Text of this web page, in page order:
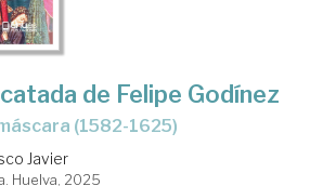
de Felipe Godínez
(1582-1625)
Javier
Huelva, 2025